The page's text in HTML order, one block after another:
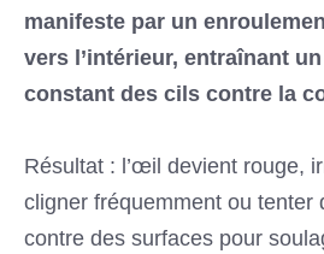
manifeste par un
vers l’intérieur, entraînant
constant des cils contre la
Résultat : l’œil devient rouge,
cligner fréquemment ou tenter
contre des surfaces pour